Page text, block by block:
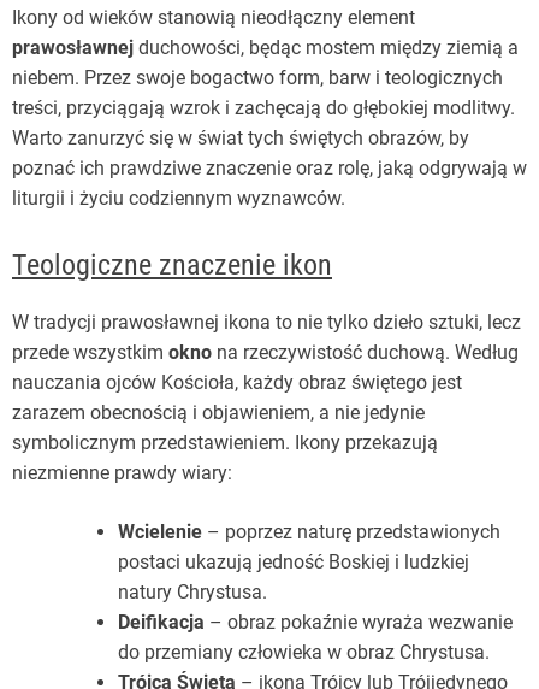
Ikony od wieków stanowią nieodłączny element
prawosławnej duchowości, będąc mostem między ziemią a
niebem. Przez swoje bogactwo form, barw i teologicznych
treści, przyciągają wzrok i zachęcają do głębokiej modlitwy.
Warto zanurzyć się w świat tych świętych obrazów, by
poznać ich prawdziwe znaczenie oraz rolę, jaką odgrywają w
liturgii i życiu codziennym wyznawców.
Teologiczne znaczenie ikon
W tradycji prawosławnej ikona to nie tylko dzieło sztuki, lecz
przede wszystkim okno na rzeczywistość duchową. Według
nauczania ojców Kościoła, każdy obraz świętego jest
zarazem obecnością i objawieniem, a nie jedynie
symbolicznym przedstawieniem. Ikony przekazują
niezmienne prawdy wiary:
Wcielenie – poprzez naturę przedstawionych
postaci ukazują jedność Boskiej i ludzkiej
natury Chrystusa.
Deifikacja – obraz pokaźnie wyraża wezwanie
do przemiany człowieka w obraz Chrystusa.
Trójca Święta – ikona Trójcy lub Trójjedynego